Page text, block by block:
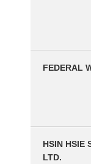
FEDERAL
HSIN HSIE
LTD.